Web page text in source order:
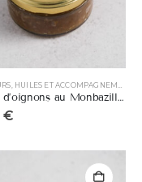
Confit d’oignons au Monbazillac
€